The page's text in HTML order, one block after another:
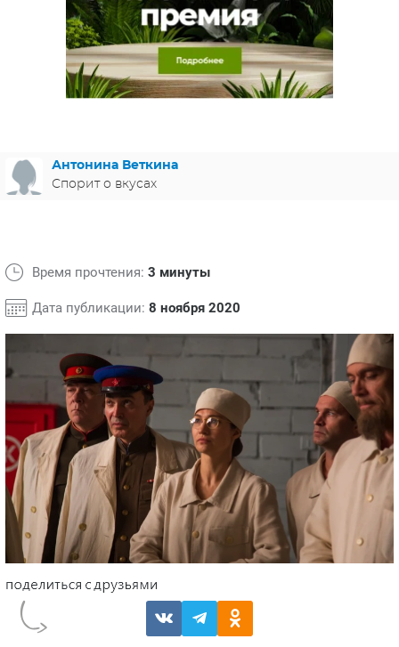
МЕЛОДРАМЫ
ИСПАНИЯ
ФРАНЦИЯ
ГЕРМАНИЯ
СВЕТСКИЕ НОВОСТИ
СПОЙЛЕРЫ ИЗ СЕРИАЛОВ
Антонина Веткина
Спорит о вкусах
Время прочтения: 3 минуты
Дата публикации: 8 ноября 2020